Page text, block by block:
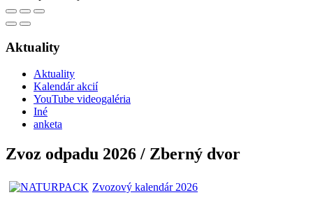
Aktuality
Aktuality
Kalendár akcií
YouTube videogaléria
Iné
anketa
Zvoz odpadu 2026 / Zberný dvor
Zvozový kalendár 2026